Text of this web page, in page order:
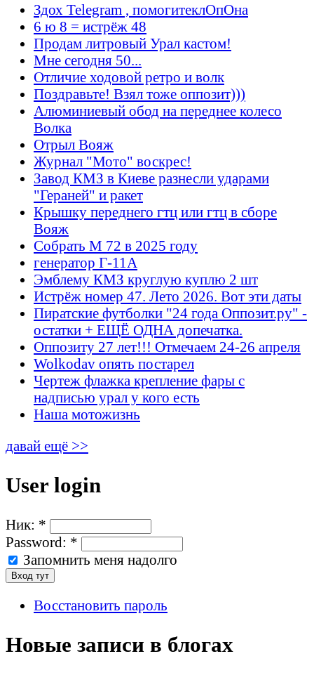
Здох Telegram , помогитеклОпОна
6 ю 8 = истрёж 48
Продам литровый Урал кастом!
Мне сегодня 50...
Отличие ходовой ретро и волк
Поздравьте! Взял тоже оппозит)))
Алюминиевый обод на переднее колесо
Волка
Отрыл Вояж
Журнал "Мото" воскрес!
Завод КМЗ в Киеве разнесли ударами
"Гераней" и ракет
Крышку переднего гтц или гтц в сборе
Вояж
Собрать М 72 в 2025 году
генератор Г-11А
Эмблему КМЗ круглую куплю 2 шт
Истрёж номер 47. Лето 2026. Вот эти даты
Пиратские футболки "24 года Оппозит.ру" -
остатки + ЕЩЁ ОДНА допечатка.
Оппозиту 27 лет!!! Отмечаем 24-26 апреля
Wolkodav опять постарел
Чертеж флажка крепление фары с
надписью урал у кого есть
Наша мотожизнь
давай ещё >>
User login
Ник: *
Password: *
Запомнить меня надолго
Восстановить пароль
Новые записи в блогах